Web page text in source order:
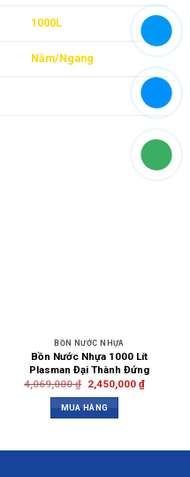
1000L
Nằm/Ngang
BỒN NƯỚC NHỰA
Bồn Nước Nhựa 1000 Lít
Plasman Đại Thành Đứng
4,069,000₫ 2,450,000 ₫
MUA HÀNG